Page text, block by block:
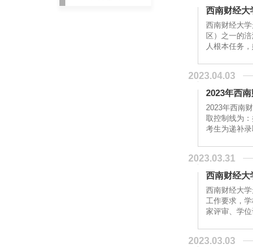
西南财经大
西南财经大
区）之一的
人根本任务
2023.04.03
2023年西
2023年西南
取控制线为
考生为递补
2023.03.31
西南财经大
西南财经大
工作要求，
家评审、学
2023.03.03